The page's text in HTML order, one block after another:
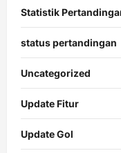
Statistik
status pertandingan
Uncategorized
Update Fitur
Update Gol